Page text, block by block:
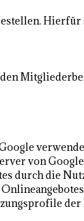
von
durch die